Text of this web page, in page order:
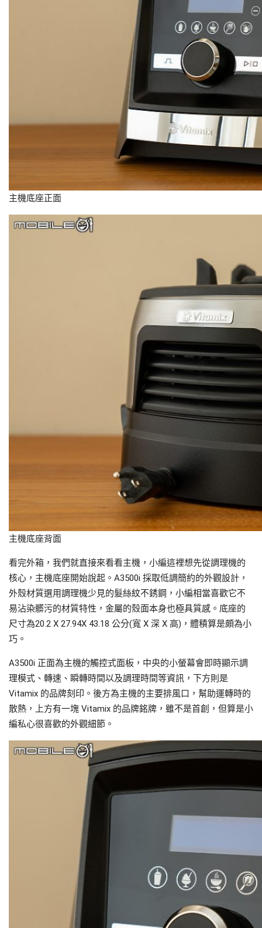
主機底座正面
主機底座背面
看完外箱，我們就直接來看看主機，小編這裡想先從調理機的
核心，主機底座開始說起。A3500i 採取低調簡約的外觀設計，
外殼材質選用調理機少見的髮絲紋不銹鋼，小編相當喜歡它不
易沾染髒污的材質特性，金屬的殼面本身也極具質感。底座的
尺寸為20.2 X 27.94X 43.18 公分(寬 X 深 X 高)，體積算是頗為小
巧。
A3500i 正面為主機的觸控式面板，中央的小螢幕會即時顯示調
理模式、轉速、瞬轉時間以及調理時間等資訊，下方則是
Vitamix 的品牌刻印。後方為主機的主要排風口，幫助運轉時的
散熱，上方有一塊 Vitamix 的品牌銘牌，雖不是首創，但算是小
編私心很喜歡的外觀細節。